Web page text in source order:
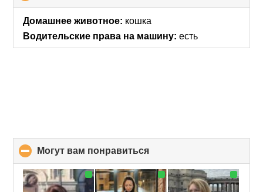
to
Домашнее животное: кошка
Водительские права на машину: есть
Могут вам понравиться
to
collapse
contents